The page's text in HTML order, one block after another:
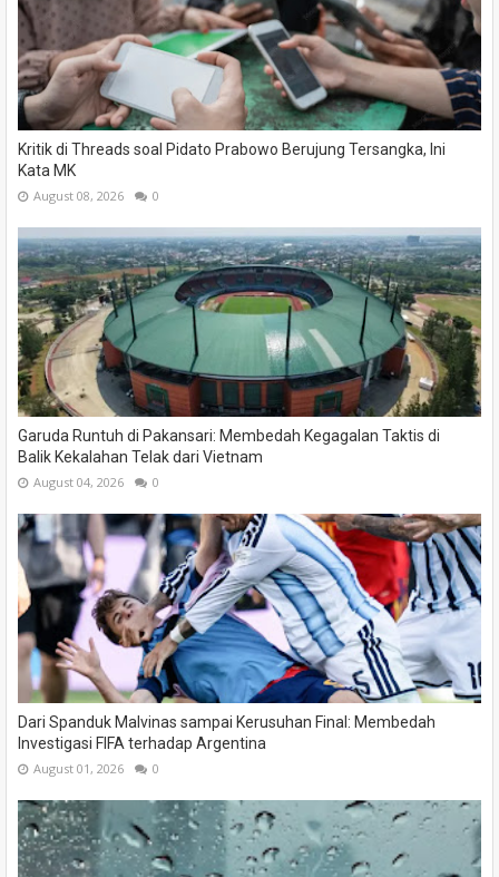
Kritik di Threads soal Pidato Prabowo Berujung Tersangka, Ini
Kata MK
August 08, 2026 0
Garuda Runtuh di Pakansari: Membedah Kegagalan Taktis di
Balik Kekalahan Telak dari Vietnam
August 04, 2026 0
Dari Spanduk Malvinas sampai Kerusuhan Final: Membedah
Investigasi FIFA terhadap Argentina
August 01, 2026 0